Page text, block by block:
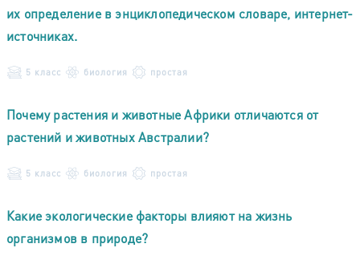
их определение в энциклопедическом словаре, интернет-
источниках.
5 класс биология простая
Почему растения и животные Африки отличаются от
растений и животных Австралии?
5 класс биология простая
Какие экологические факторы влияют на жизнь
организмов в природе?